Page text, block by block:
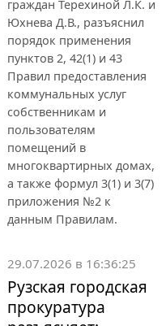
граждан Терехиной Л.К. и
Юхнева Д.В., разъяснил
порядок применения
пунктов 2, 42(1) и 43
Правил предоставления
коммунальных услуг
собственникам и
пользователям
помещений в
многоквартирных домах,
а также формул 3(1) и 3(7)
приложения №2 к
данным Правилам.
29.07.2026 в 16:36:25
Рузская городская
прокуратура